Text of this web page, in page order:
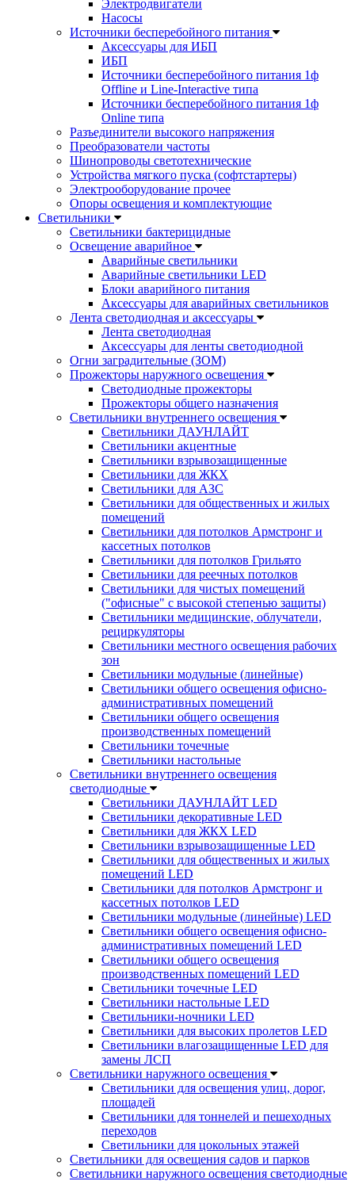
Электродвигатели
Насосы
Источники бесперебойного питания
Аксессуары для ИБП
ИБП
Источники бесперебойного питания 1ф
Offline и Line-Interactive типа
Источники бесперебойного питания 1ф
Online типа
Разъединители высокого напряжения
Преобразователи частоты
Шинопроводы светотехнические
Устройства мягкого пуска (софтстартеры)
Электрооборудование прочее
Опоры освещения и комплектующие
Светильники
Светильники бактерицидные
Освещение аварийное
Аварийные светильники
Аварийные светильники LED
Блоки аварийного питания
Аксессуары для аварийных светильников
Лента светодиодная и аксессуары
Лента светодиодная
Аксессуары для ленты светодиодной
Огни заградительные (ЗОМ)
Прожекторы наружного освещения
Светодиодные прожекторы
Прожекторы общего назначения
Светильники внутреннего освещения
Светильники ДАУНЛАЙТ
Светильники акцентные
Светильники взрывозащищенные
Светильники для ЖКХ
Светильники для АЗС
Светильники для общественных и жилых
помещений
Светильники для потолков Армстронг и
кассетных потолков
Светильники для потолков Грильято
Светильники для реечных потолков
Светильники для чистых помещений
("офисные" с высокой степенью защиты)
Светильники медицинские, облучатели,
рециркуляторы
Светильники местного освещения рабочих
зон
Светильники модульные (линейные)
Светильники общего освещения офисно-
административных помещений
Светильники общего освещения
производственных помещений
Светильники точечные
Светильники настольные
Светильники внутреннего освещения
светодиодные
Светильники ДАУНЛАЙТ LED
Светильники декоративные LED
Светильники для ЖКХ LED
Светильники взрывозащищенные LED
Светильники для общественных и жилых
помещений LED
Светильники для потолков Армстронг и
кассетных потолков LED
Светильники модульные (линейные) LED
Светильники общего освещения офисно-
административных помещений LED
Светильники общего освещения
производственных помещений LED
Светильники точечные LED
Светильники настольные LED
Светильники-ночники LED
Светильники для высоких пролетов LED
Светильники влагозащищенные LED для
замены ЛСП
Светильники наружного освещения
Светильники для освещения улиц, дорог,
площадей
Светильники для тоннелей и пешеходных
переходов
Светильники для цокольных этажей
Светильники для освещения садов и парков
Светильники наружного освещения светодиодные